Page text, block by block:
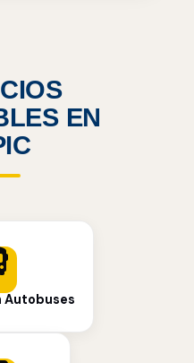
EN
Autobuses